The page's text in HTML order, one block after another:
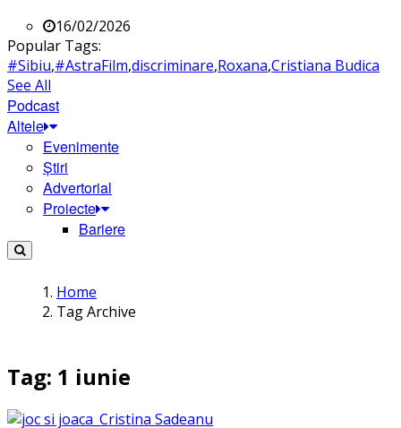
16/02/2026
Popular Tags:
#Sibiu,#AstraFilm,discriminare,Roxana,Cristiana Budica
See All
Podcast
Altele
Evenimente
Știri
Advertorial
Proiecte
Bariere
Home
Tag Archive
Tag: 1 iunie